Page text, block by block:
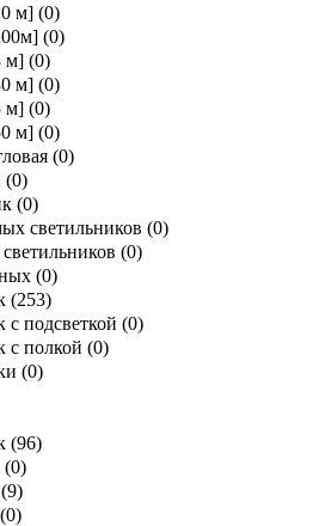
м] (0)
(0)
м] (0)
м] (0)
м] (0)
м] (0)
(0)
(0)
(0)
светильников (0)
(0)
(0)
(253)
с подсветкой (0)
с полкой (0)
(0)
(96)
(0)
9)
0)